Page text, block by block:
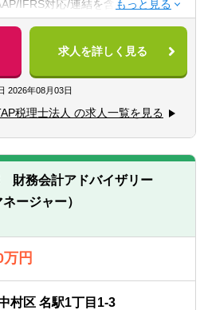
会計士試験短答合格者（実務経験な
）
材】
素直さがある方（コミュニケーシ
力）
ニケーション能力が高く人と信頼関
も含めあらゆる事象を自己成長機
えることができる（主体性）
欲が高い（プロフェッショナリズ
IFRS対応/連結を含む決算業務
意/法定監査
（税務相談）
消費税/償却資産税の申告代行
、記帳、給与計算等事務代行
（相続対策）コンサルティング
援（スポット）
続の申告代行
の調査（税務DD）
編ストラクチャーの検討/実行支援
ルによってお任せする業務は異な
務について＞
れていただくまでは基本的に出社い
求人を詳しく見る
2026年08月03日
税理士法人 の求人一覧を見る
財務会計アドバイザリー
ージャー）
円
村区 名駅1丁目1-3